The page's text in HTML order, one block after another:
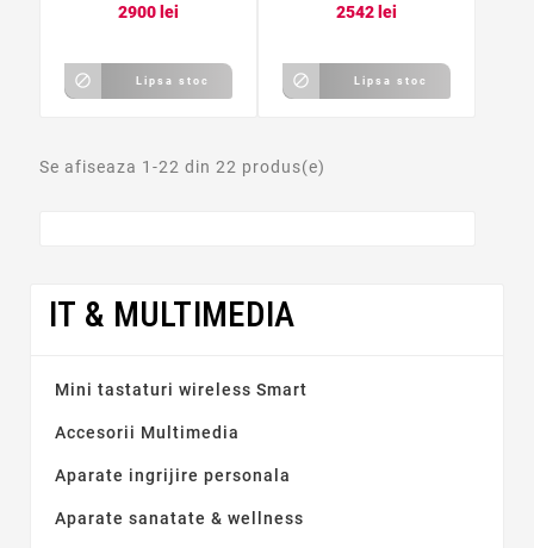
2900 lei
 Lipsa stoc
2542 lei
 Lipsa stoc
Se afiseaza 1-22 din 22 produs(e)
lei
IT & MULTIMEDIA
Mini tastaturi wireless Smart
Accesorii Multimedia
Aparate ingrijire personala
Aparate sanatate & wellness